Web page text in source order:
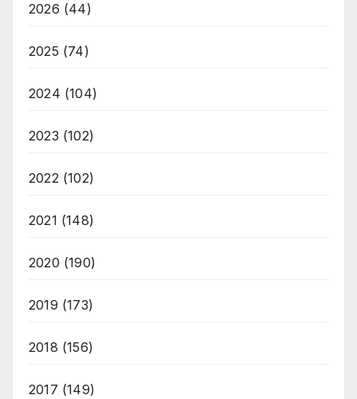
2026 (44)
2025 (74)
2024 (104)
2023 (102)
2022(102)
2021 (148)
2020 (190)
2019 (173)
2018 (156)
2017 (149)